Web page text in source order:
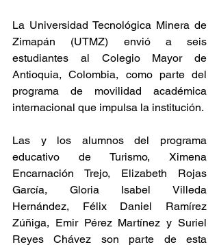
La Universidad Tecnológica Minera de
Zimapán (UTMZ) envió a seis
estudiantes al Colegio Mayor de
Antioquia, Colombia, como parte del
programa de movilidad académica
internacional que impulsa la institución.
Las y los alumnos del programa
educativo de Turismo, Ximena
Encarnación Trejo, Elizabeth Rojas
García, Gloria Isabel Villeda
Hernández, Félix Daniel Ramírez
Zúñiga, Emir Pérez Martínez y Suriel
Reyes Chávez son parte de esta